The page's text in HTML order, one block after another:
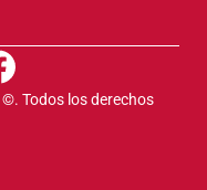
Todos los derechos